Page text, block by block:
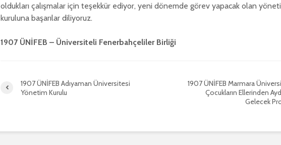
oldukları çalışmalar için teşekkür ediyor, yeni dönemde görev yapacak olan
kuruluna başarılar diliyoruz.
1907 ÜNİFEB – Üniversiteli Fenerbahçeliler Birliği
1907 ÜNİFEB Adıyaman Üniversitesi
Yönetim Kurulu
1907 ÜNİFEB Marmara
Çocukların Ellerinden
Gelecek